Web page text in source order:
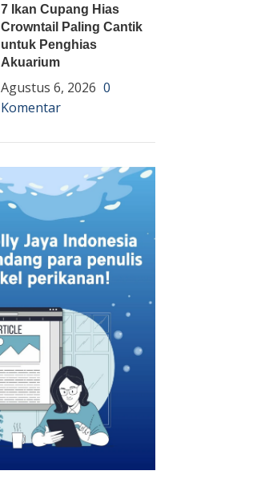
7 Ikan Cupang Hias
Crowntail Paling Cantik
untuk Penghias
Akuarium
Agustus 6, 2026 0
Komentar